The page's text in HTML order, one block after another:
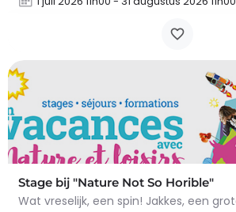
Stage bij "Nature Not So Horible"